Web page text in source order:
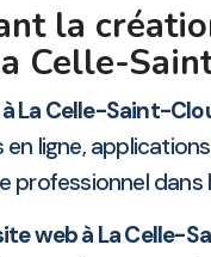
la
Celle-
La Celle-Saint-
ligne, applications
dans
web à La Celle-